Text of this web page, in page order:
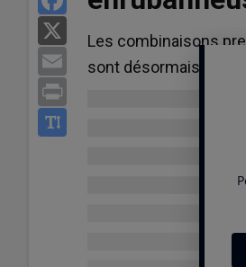
Email
Les combinaisons
sont désormais